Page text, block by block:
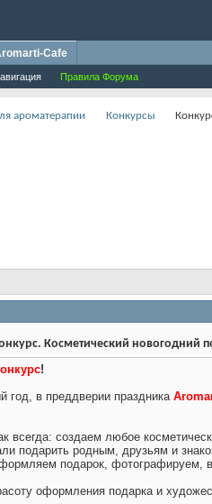
Правила Форума
Cafe
ароматерапии Конкурсы
Косметический новогодний
!
год, в преддверии праздника
всегда: создаем любое
подарить родным, друзьям и
подарок, фотографируем,
оформления подарка и